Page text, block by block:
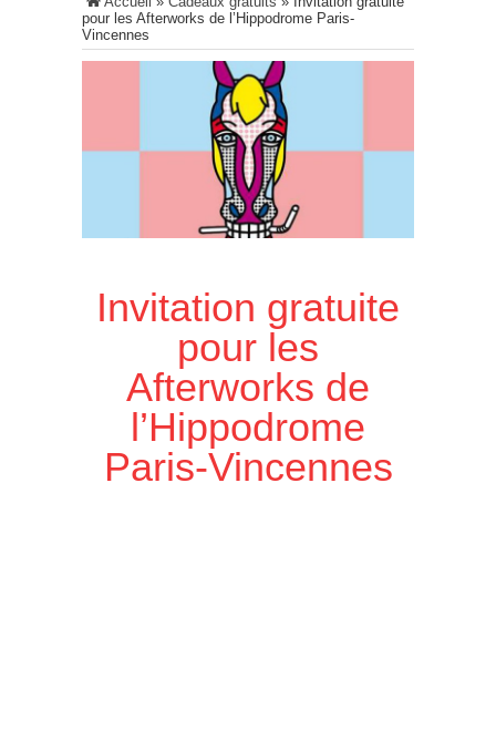
pour les Afterworks de l’Hippodrome Paris-
Vincennes
Invitation gratuite
pour les
Afterworks de
l’Hippodrome
Paris-Vincennes